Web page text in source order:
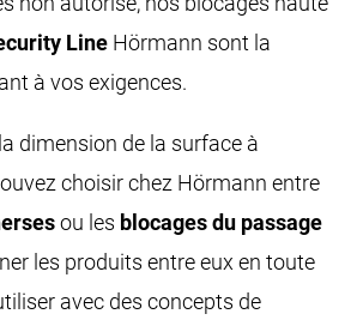
Line Hörmann sont la
à vos exigences.
dimension de la surface à
choisir chez Hörmann entre
ou les blocages du passage
les produits entre eux en toute
avec des concepts de